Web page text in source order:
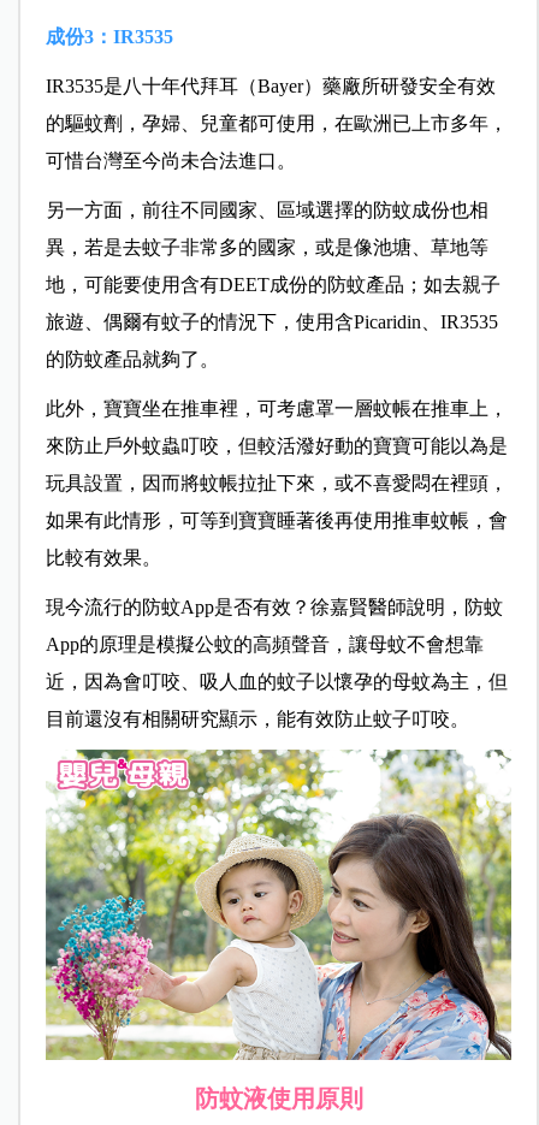
成份3：IR3535
IR3535是八十年代拜耳（Bayer）藥廠所研發安全有效
的驅蚊劑，孕婦、兒童都可使用，在歐洲已上市多年，
可惜台灣至今尚未合法進口。
另一方面，前往不同國家、區域選擇的防蚊成份也相
異，若是去蚊子非常多的國家，或是像池塘、草地等
地，可能要使用含有DEET成份的防蚊產品；如去親子
旅遊、偶爾有蚊子的情況下，使用含Picaridin、IR3535
的防蚊產品就夠了。
此外，寶寶坐在推車裡，可考慮罩一層蚊帳在推車上，
來防止戶外蚊蟲叮咬，但較活潑好動的寶寶可能以為是
玩具設置，因而將蚊帳拉扯下來，或不喜愛悶在裡頭，
如果有此情形，可等到寶寶睡著後再使用推車蚊帳，會
比較有效果。
現今流行的防蚊App是否有效？徐嘉賢醫師說明，防蚊
App的原理是模擬公蚊的高頻聲音，讓母蚊不會想靠
近，因為會叮咬、吸人血的蚊子以懷孕的母蚊為主，但
目前還沒有相關研究顯示，能有效防止蚊子叮咬。
防蚊液使用原則